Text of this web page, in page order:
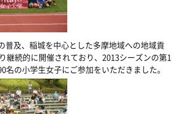
普及、稲城を中心とした多摩地域への地域貢
継続的に開催されており、2013シーズンの第1
名の小学生女子にご参加をいただきました。